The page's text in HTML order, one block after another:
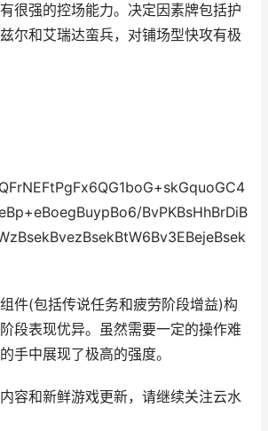
很强的控场能力。决定因素牌包括护
尔和艾瑞达蛮兵，对铺场型快攻有极
BvPKBsHhBrDiB
件(包括传说任务和疲劳阶段增益)构
段表现优异。虽然需要一定的操作难
手中展现了极高的强度‌。
容和新鲜游戏更新，请继续关注云水